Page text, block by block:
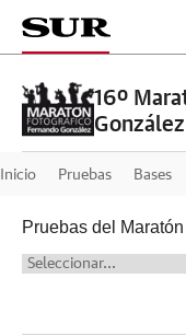
16º
González
Inicio Pruebas Bases
Pruebas del Maratón